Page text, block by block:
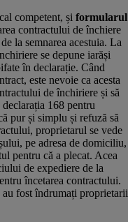
competent, și formularul
contractului de închiere
la semnarea acestuia. La
se depune iarăși
în declarație. Când
este nevoie ca acesta
de închiriere și să
168 pentru
pur și simplu și refuză să
proprietarul se vede
pe adresa de domiciliu,
pentru că a plecat. Acea
de expediere de la
încetarea contractului.
au fost îndrumați proprietarii